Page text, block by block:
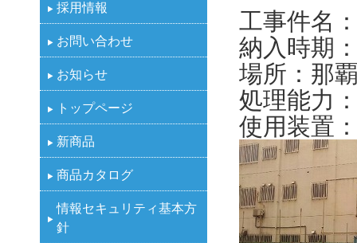
採用情報
お問い合わせ
お知らせ
トップページ
新商品
商品カタログ
情報セキュリティ基本方
針
工事件名
納入時期
場所：那
処理能力
使用装置